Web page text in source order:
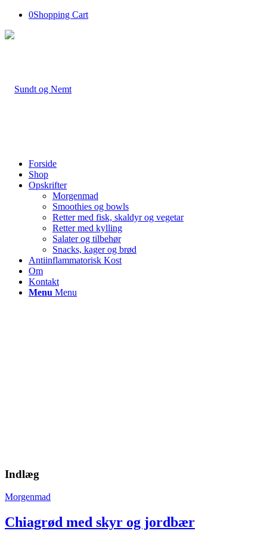
0Shopping Cart
Forside
Shop
Opskrifter
Morgenmad
Smoothies og bowls
Retter med fisk, skaldyr og vegetar
Retter med kylling
Salater og tilbehør
Snacks, kager og brød
Antiinflammatorisk Kost
Om
Kontakt
Menu Menu
Indlæg
Morgenmad
Chiagrød med skyr og jordbær